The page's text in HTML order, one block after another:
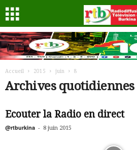
Accueil 2015 juin 8
Archives quotidiennes
Ecouter la Radio en direct
@rtburkina - 8 juin 2015